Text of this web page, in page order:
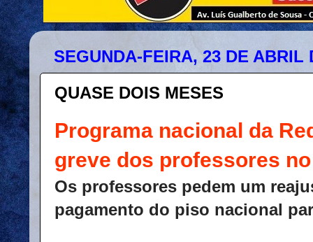
SEGUNDA-FEIRA, 23 DE ABRIL
QUASE DOIS MESES
Programa nacional da
greve dos professores
Os professores pedem um
pagamento do piso nacional